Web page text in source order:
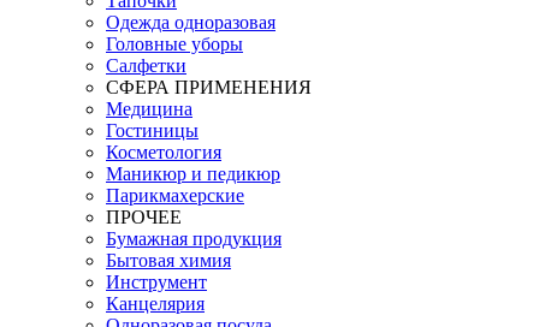
Одежда одноразовая
Головные уборы
Салфетки
СФЕРА ПРИМЕНЕНИЯ
Медицина
Гостиницы
Косметология
Маникюр и педикюр
Парикмахерские
ПРОЧЕЕ
Бумажная продукция
Бытовая химия
Инструмент
Канцелярия